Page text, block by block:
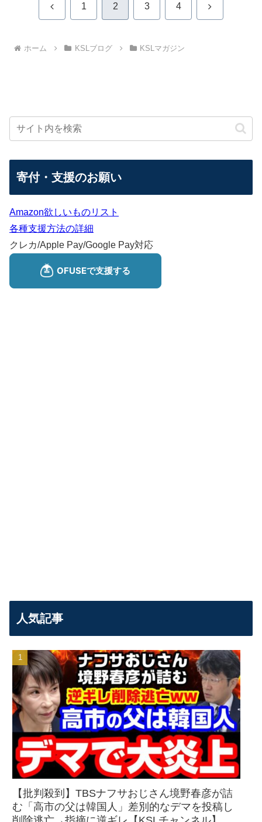
前 1 2 3 4 次
ホーム KSLブログ KSLマガジン
寄付・支援のお願い
Amazon欲しいものリスト
各種支援方法の詳細
クレカ/Apple Pay/Google Pay対応
人気記事
【批判殺到】TBSナフサおじさん境野春彦が詰
む「高市の父は韓国人」差別的なデマを投稿し